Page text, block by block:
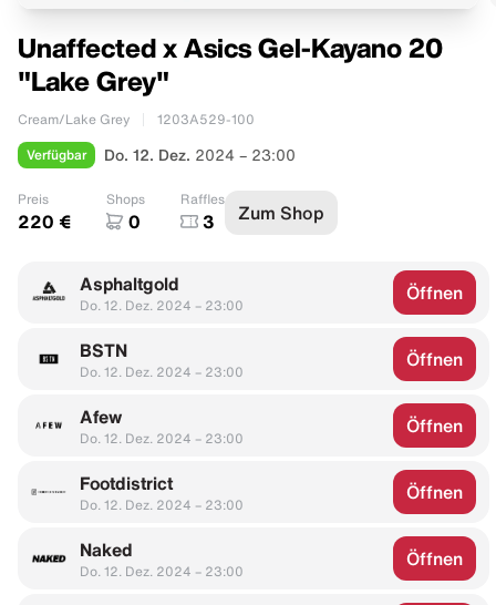
Unaffected x Asics Gel-Kayano 20
"Lake Grey"
Cream/Lake Grey 1203A529-100
Verfügbar Do. 12. Dez. 2024 – 23:00
Preis
220 €
Shops
0
Raffles
3 Zum Shop
Asphaltgold
Do. 12. Dez. 2024 – 23:00
Öffnen
BSTN
Do. 12. Dez. 2024 – 23:00
Öffnen
Afew
Do. 12. Dez. 2024 – 23:00
Öffnen
Footdistrict
Do. 12. Dez. 2024 – 23:00
Öffnen
Naked
Do. 12. Dez. 2024 – 23:00
Öffnen